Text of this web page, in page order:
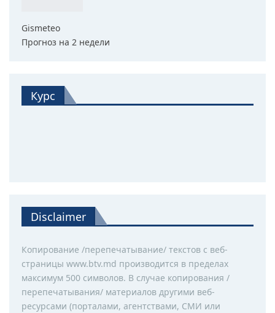
Gismeteo
Прогноз на 2 недели
Курс
Disclaimer
Копирование /перепечатывание/ текстов с веб-
страницы www.btv.md производится в пределах
максимум 500 символов. В случае копирования /
перепечатывания/ материалов другими веб-
ресурсами (порталами, агентствами, СМИ или